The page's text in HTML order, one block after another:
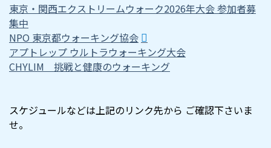
東京・関西エクストリームウォーク2026年大会 参加者募
集中
NPO 東京都ウォーキング協会
アプトレップ ウルトラウォーキング大会
CHYLIM 挑戦と健康のウォーキング
スケジュールなどは上記のリンク先から ご確認下さいま
せ。